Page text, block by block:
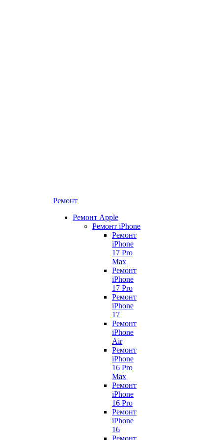
Ремонт
Ремонт Apple
Ремонт iPhone
Ремонт
iPhone
17 Pro
Max
Ремонт
iPhone
17 Pro
Ремонт
iPhone
17
Ремонт
iPhone
Air
Ремонт
iPhone
16 Pro
Max
Ремонт
iPhone
16 Pro
Ремонт
iPhone
16
Ремонт